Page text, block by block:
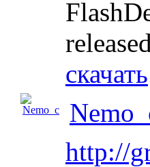
скачать
http://